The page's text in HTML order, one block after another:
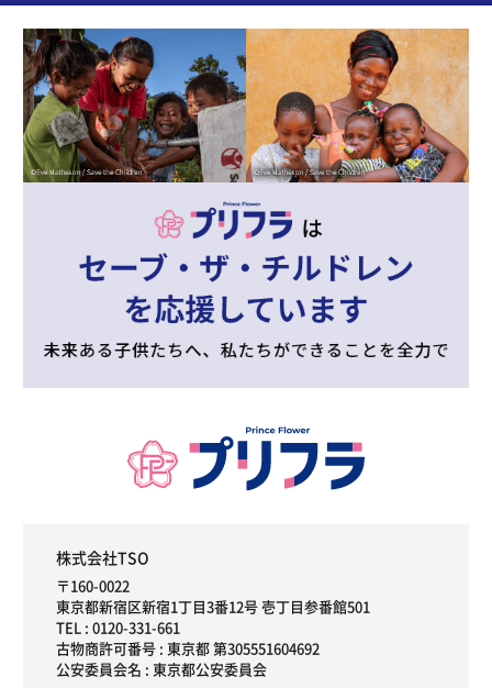
株式会社TSO
〒160-0022
東京都新宿区新宿1丁目3番12号 壱丁目参番館501
TEL : 0120-331-661
古物商許可番号 : 東京都 第305551604692
公安委員会名 : 東京都公安委員会